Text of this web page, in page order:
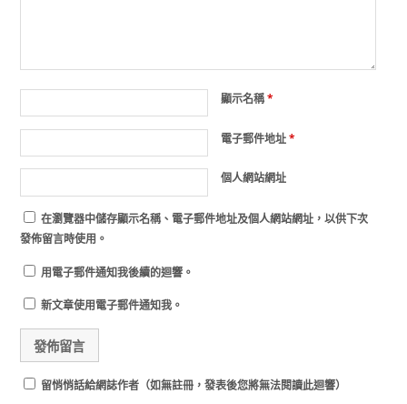
顯示名稱*
電子郵件地址*
個人網站網址
在瀏覽器中儲存顯示名稱、電子郵件地址及個人網站網址，以供下次
發佈留言時使用。
用電子郵件通知我後續的迴響。
新文章使用電子郵件通知我。
留悄悄話給網誌作者（如無註冊，發表後您將無法閱讀此迴響）